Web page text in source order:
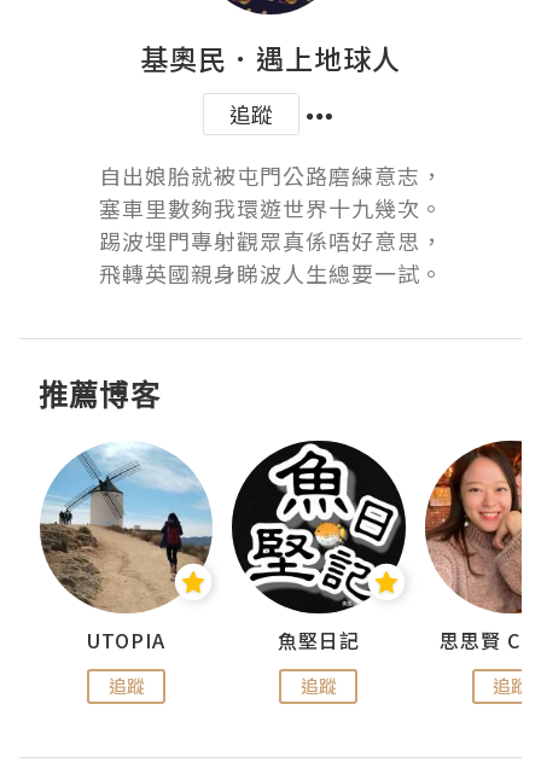
基奧民．遇上地球人
追蹤
自出娘胎就被屯門公路磨練意志，
塞車里數夠我環遊世界十九幾次。
踢波埋門專射觀眾真係唔好意思，
飛轉英國親身睇波人生總要一試。
推薦博客
UTOPIA
追蹤
魚堅日記
追蹤 追蹤